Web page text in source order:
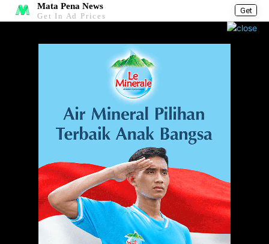
Get
Mata Pena News
Get In Ad Prices